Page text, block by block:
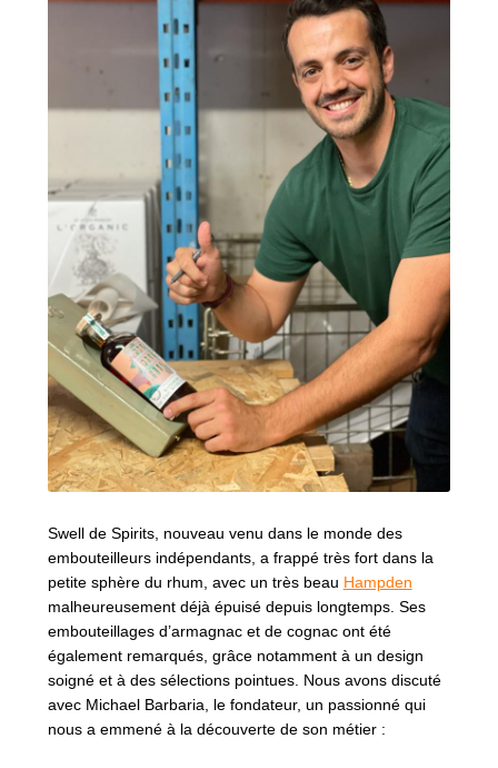
COFFRETS & CADEAUX
Swell de Spirits, nouveau venu dans le monde des
embouteilleurs indépendants, a frappé très fort dans la
petite sphère du rhum, avec un très beau Hampden
malheureusement déjà épuisé depuis longtemps. Ses
embouteillages d’armagnac et de cognac ont été
également remarqués, grâce notamment à un design
soigné et à des sélections pointues. Nous avons discuté
avec Michael Barbaria, le fondateur, un passionné qui
nous a emmené à la découverte de son métier :